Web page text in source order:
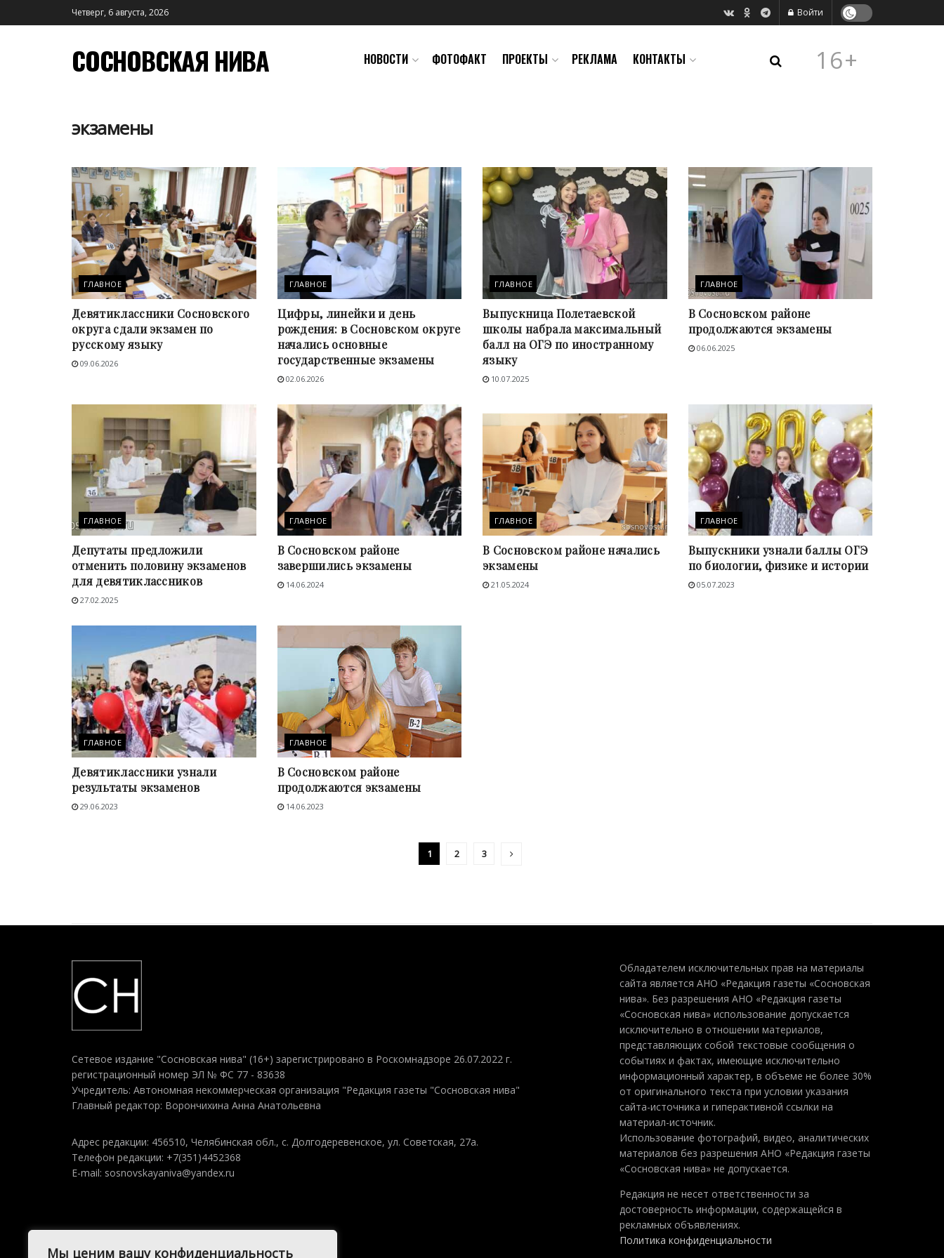
Мы ценим вашу конфиденциальность
Четверг, 6 августа, 2026 Войти
СОСНОВСКАЯ НИВА НОВОСТИ ФОТОФАКТ ПРОЕКТЫ РЕКЛАМА КОНТАКТЫ 16+
экзамены
ГЛАВНОЕ
Девятиклассники Сосновского
округа сдали экзамен по
русскому языку
09.06.2026
ГЛАВНОЕ
Цифры, линейки и день
рождения: в Сосновском округе
начались основные
государственные экзамены
02.06.2026
ГЛАВНОЕ
Выпускница Полетаевской
школы набрала максимальный
балл на ОГЭ по иностранному
языку
10.07.2025
ГЛАВНОЕ
В Сосновском районе
продолжаются экзамены
06.06.2025
ГЛАВНОЕ
Депутаты предложили
отменить половину экзаменов
для девятиклассников
27.02.2025
ГЛАВНОЕ
В Сосновском районе
завершились экзамены
14.06.2024
ГЛАВНОЕ
В Сосновском районе начались
экзамены
21.05.2024
ГЛАВНОЕ
Выпускники узнали баллы ОГЭ
по биологии, физике и истории
05.07.2023
ГЛАВНОЕ
Девятиклассники узнали
результаты экзаменов
29.06.2023
ГЛАВНОЕ
В Сосновском районе
продолжаются экзамены
14.06.2023
1 2 3
Сетевое издание "Сосновская нива" (16+) зарегистрировано в Роскомнадзоре 26.07.2022 г.
регистрационный номер ЭЛ № ФС 77 - 83638
Учредитель: Автономная некоммерческая организация "Редакция газеты "Сосновская нива"
Главный редактор: Ворончихина Анна Анатольевна
Адрес редакции: 456510, Челябинская обл., с. Долгодеревенское, ул. Советская, 27а.
Телефон редакции: +7(351)4452368
E-mail: sosnovskayaniva@yandex.ru
Обладателем исключительных прав на материалы
сайта является АНО «Редакция газеты «Сосновская
нива». Без разрешения АНО «Редакция газеты
«Сосновская нива» использование допускается
исключительно в отношении материалов,
представляющих собой текстовые сообщения о
событиях и фактах, имеющие исключительно
информационный характер, в объеме не более 30%
от оригинального текста при условии указания
сайта-источника и гиперактивной ссылки на
материал-источник.
Использование фотографий, видео, аналитических
материалов без разрешения АНО «Редакция газеты
«Сосновская нива» не допускается.
Редакция не несет ответственности за
достоверность информации, содержащейся в
рекламных объявлениях.
Политика конфиденциальности